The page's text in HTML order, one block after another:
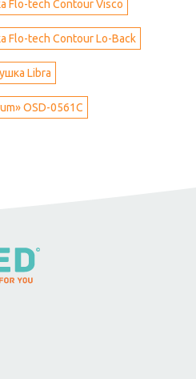
Flo-tech Contour Visco
Flo-tech Contour Lo-Back
Libra
OSD-0561C